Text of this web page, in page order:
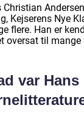
Christian
Kejserens Nye
flere. Han er
oversat til
var